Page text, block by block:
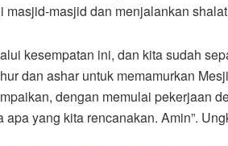
masjid-masjid dan menjalankan
kesempatan ini, dan kita sudah
dan ashar untuk memamurkan
dengan memulai pekerjaan
yang kita rencanakan. Amin”.